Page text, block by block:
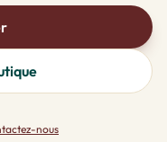
nous